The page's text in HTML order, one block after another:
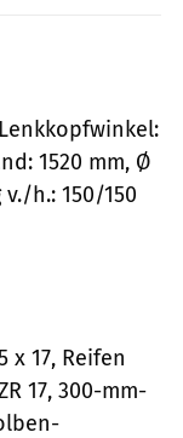
1520 mm, Ø
h.: 150/150
x 17, Reifen
17, 300-mm-